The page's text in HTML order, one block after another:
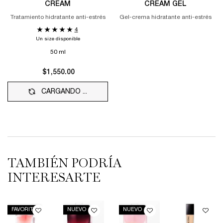
CREAM
Tratamiento hidratante anti-estrés
4
Un size disponible
50 ml
$1,550.00
CARGANDO ...
CREAM GEL
Gel-crema hidratante anti-estrés
TAMBIÉN PODRÍA
INTERESARTE
FAVORITO NUEVO NUEVO